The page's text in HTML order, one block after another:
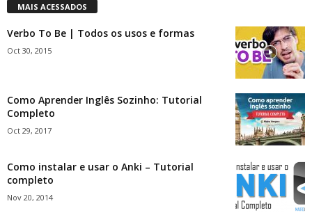
MAIS ACESSADOS
Verbo To Be | Todos os usos e formas
Oct 30, 2015
Como Aprender Inglês Sozinho: Tutorial
Completo
Oct 29, 2017
Como instalar e usar o Anki – Tutorial
completo
Nov 20, 2014